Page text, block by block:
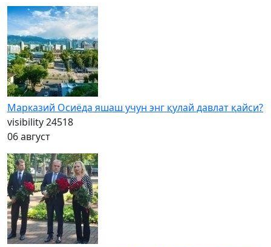
Марказий Осиёда яшаш учун энг қулай давлат қайси?
visibility24518
06 август